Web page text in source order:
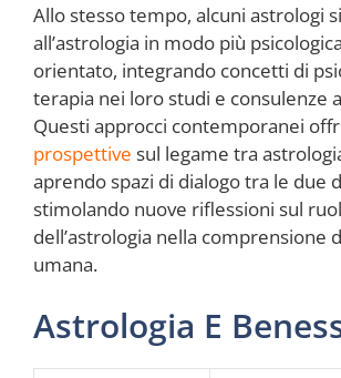
Allo stesso tempo, alcuni astrologi
all’astrologia in modo più
orientato, integrando concetti di
terapia nei loro studi e consulenze
Questi approcci contemporanei
prospettive sul legame tra
aprendo spazi di dialogo tra le due
stimolando nuove riflessioni sul
dell’astrologia nella comprensione
umana.
Astrologia E